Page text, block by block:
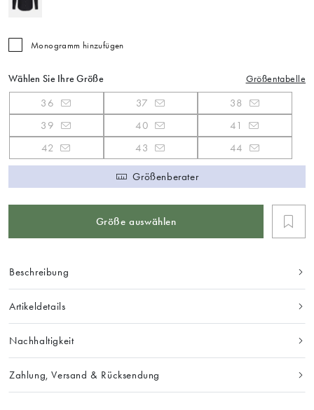
Monogramm hinzufügen
Wählen Sie Ihre Größe Größentabelle
36 37
38
39
40
41
42
43 44
Größenberater
Größe auswählen
Beschreibung
Artikeldetails
Nachhaltigkeit
Zahlung, Versand & Rücksendung